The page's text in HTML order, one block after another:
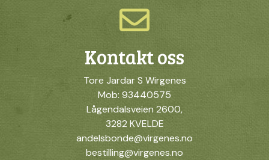
Kontakt oss
Tore Jardar S Wirgenes
Mob: 93440575
Lågendalsveien 2600,
3282 KVELDE
andelsbonde@virgenes.no
bestilling@virgenes.no